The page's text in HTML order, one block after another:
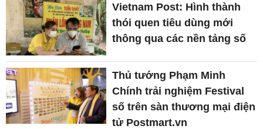
Vietnam Post: Hình thành
thói quen tiêu dùng mới
thông qua các nền tảng số
Thủ tướng Phạm Minh
Chính trải nghiệm Festival
số trên sàn thương mại điện
tử Postmart.vn